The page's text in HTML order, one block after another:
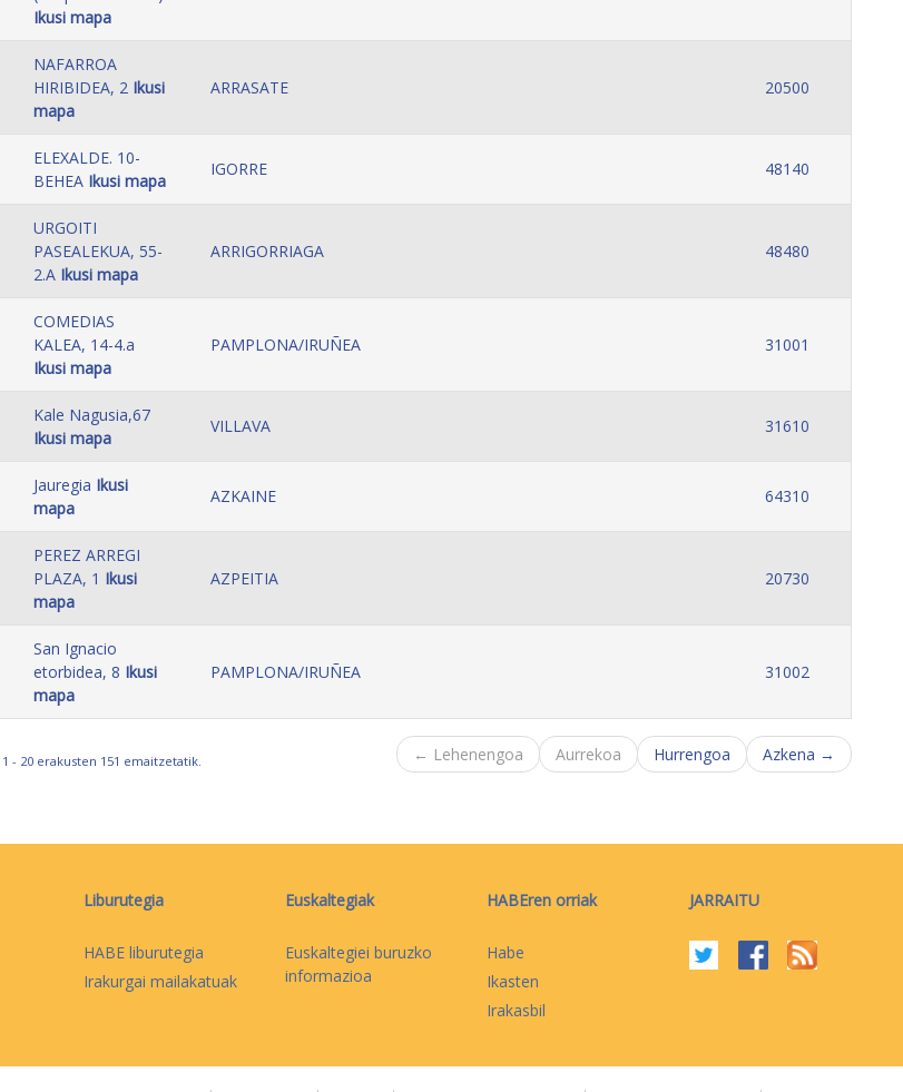
Ikusi mapa
NAFARROA
HIRIBIDEA, 2 Ikusi
mapa
ARRASATE 20500
ELEXALDE. 10-
BEHEA Ikusi mapa
IGORRE 48140
URGOITI
PASEALEKUA, 55-
2.A Ikusi mapa
ARRIGORRIAGA 48480
COMEDIAS
KALEA, 14-4.a
Ikusi mapa
PAMPLONA/IRUÑEA 31001
Kale Nagusia,67
Ikusi mapa
VILLAVA 31610
Jauregia Ikusi
mapa
AZKAINE 64310
PEREZ ARREGI
PLAZA, 1 Ikusi
mapa
AZPEITIA 20730
San Ignacio
etorbidea, 8 Ikusi
mapa
PAMPLONA/IRUÑEA 31002
1 - 20 erakusten 151 emaitzetatik. ← Lehenengoa Aurrekoa Hurrengoa Azkena →
Liburutegia
HABE liburutegia
Irakurgai mailakatuak
Euskaltegiak
Euskaltegiei buruzko
informazioa
HABEren orriak
Habe
Ikasten
Irakasbil
JARRAITU